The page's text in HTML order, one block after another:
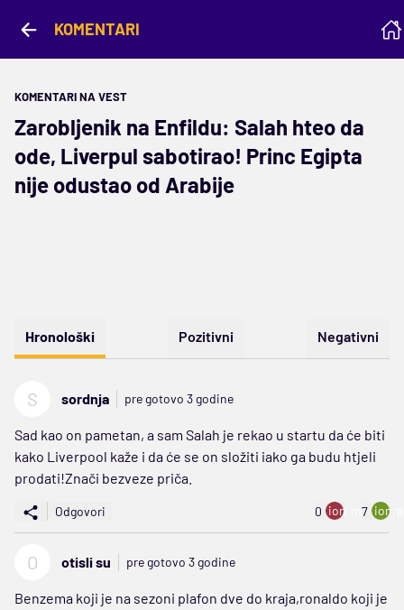
KOMENTARI
KOMENTARI NA VEST
Zarobljenik na Enfildu: Salah hteo da
ode, Liverpul sabotirao! Princ Egipta
nije odustao od Arabije
Hronološki Pozitivni Negativni
S sordnja pre gotovo 3 godine
Sad kao on pametan, a sam Salah je rekao u startu da će biti
kako Liverpool kaže i da će se on složiti iako ga budu htjeli
prodati!Znači bezveze priča.
Odgovori 0 ion:minus
7
O otisli su pre gotovo 3 godine
Benzema koji je na sezoni plafon dve do kraja,ronaldo koji je